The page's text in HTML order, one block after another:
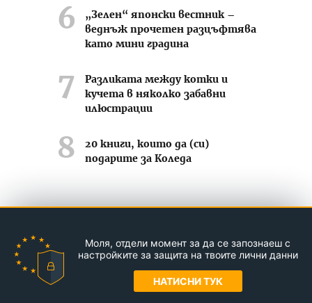
„Зелен“ японски вестник –
веднъж прочетен разцъфтява
като мини градина
Разликата между котки и
кучета в няколко забавни
илюстрации
20 книги, които да (си)
подарите за Коледа
Контакти За нас Реклама
© Jasmin.bg 2011-2026
Моля, отдели момент за да се запознаеш с
настройките за защита на твоите лични данни
НАТИСНИ ТУК